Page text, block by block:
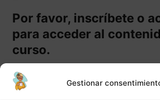
Gestionar
DPAVL M2 Lección 2 Tipos de mapas de
cadenas de valor
de procesos
DPAVL M2 Lección 4 Clasificación e
procesos
Por favor, inscríbete o
para acceder al
curso.
Hacer el curso